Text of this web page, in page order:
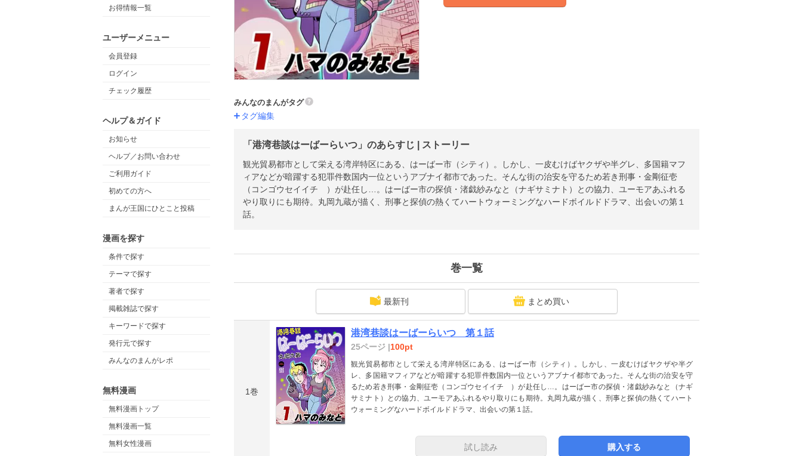
お得情報一覧
ユーザーメニュー
会員登録
ログイン
チェック履歴
ヘルプ＆ガイド
お知らせ
ヘルプ／お問い合わせ
ご利用ガイド
初めての方へ
まんが王国にひとこと投稿
漫画を探す
条件で探す
テーマで探す
著者で探す
掲載雑誌で探す
キーワードで探す
発行元で探す
みんなのまんがレポ
無料漫画
無料漫画トップ
無料漫画一覧
無料女性漫画
みんなのまんがタグ
タグ編集
「港湾巷談はーばーらいつ」のあらすじ | ストーリー
観光貿易都市として栄える湾岸特区にある、はーばー市（シティ）。しかし、一皮むけばヤクザや半グレ、多国籍マフ
ィアなどが暗躍する犯罪件数国内一位というアブナイ都市であった。そんな街の治安を守るため若き刑事・金剛征壱
（コンゴウセイイチ ）が赴任し…。はーばー市の探偵・渚戯紗みなと（ナギサミナト）との協力、ユーモアあふれる
やり取りにも期待。丸岡九蔵が描く、刑事と探偵の熱くてハートウォーミングなハードボイルドドラマ、出会いの第１
話。
巻一覧
最新刊 まとめ買い
1巻
港湾巷談はーばーらいつ 第１話
25ページ |100pt
観光貿易都市として栄える湾岸特区にある、はーばー市（シティ）。しかし、一皮むけばヤクザや半グ
レ、多国籍マフィアなどが暗躍する犯罪件数国内一位というアブナイ都市であった。そんな街の治安を守
るため若き刑事・金剛征壱（コンゴウセイイチ ）が赴任し…。はーばー市の探偵・渚戯紗みなと（ナギ
サミナト）との協力、ユーモアあふれるやり取りにも期待。丸岡九蔵が描く、刑事と探偵の熱くてハート
ウォーミングなハードボイルドドラマ、出会いの第１話。
試し読み 購入する